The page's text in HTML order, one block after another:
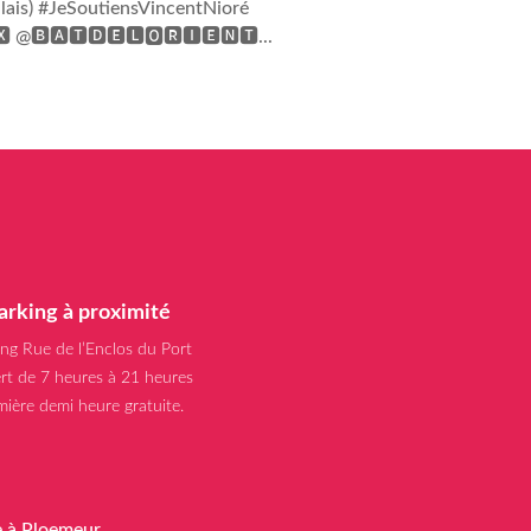
#JeSoutiensVincentNioré
🅻🅴🆇 @🅱🅰🆃🅳🅴🅻🅾🆁🅸🅴🅽🆃...
à proximité
Rue de l’Enclos du Port
de 7 heures à 21 heures
demi heure gratuite.